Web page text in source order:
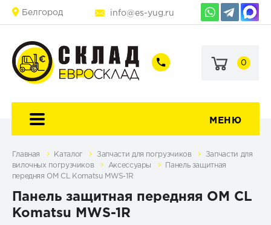
Белгород info@es-yug.ru
+7
60-
+7
69-
0
МЕНЮ
Главная Каталог Запчасти для погрузчиков
Запчасти для
вилочных погрузчиков
Аксессуары
Панель защитная
передняя OM CL Komatsu MWS-1R
Панель защитная передняя OM CL
Komatsu MWS-1R